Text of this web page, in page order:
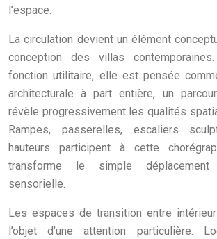
l’espace.
La circulation devient un élément
conception des villas
fonction utilitaire, elle est pensée
architecturale à part entière, un
révèle progressivement les qualités
Rampes, passerelles, escaliers
hauteurs participent à cette
transforme le simple
sensorielle.
Les espaces de transition entre
l’objet d’une attention particulière.